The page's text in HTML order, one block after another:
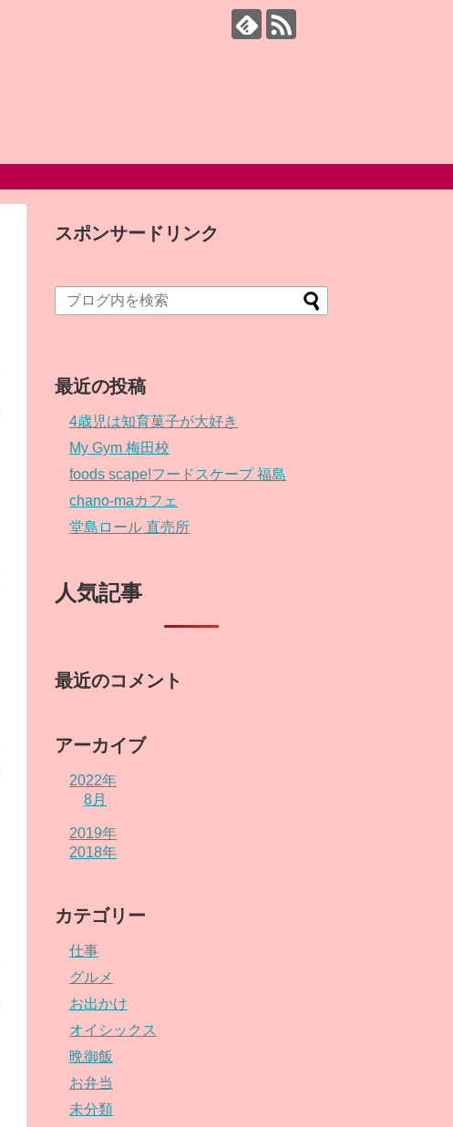
スポンサードリンク
最近の投稿
4歳児は知育菓子が大好き
My Gym 梅田校
foods scape!フードスケープ 福島
chano-maカフェ
堂島ロール 直売所
人気記事
最近のコメント
アーカイブ
2022年
8月
2019年
2018年
カテゴリー
仕事
グルメ
お出かけ
オイシックス
晩御飯
お弁当
未分類